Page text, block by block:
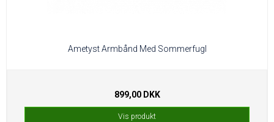
Ametyst Armbånd Med Sommerfugl
899,00 DKK
Vis produkt